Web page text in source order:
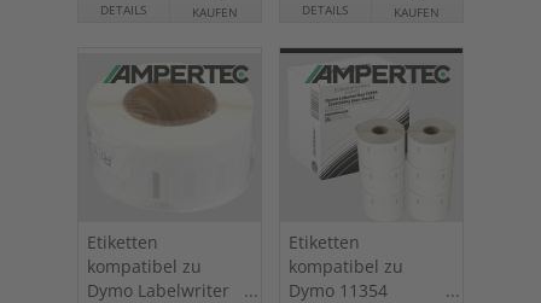
DETAILS KAUFEN DETAILS KAUFEN
Etiketten
kompatibel zu
Dymo Labelwriter
Etiketten
kompatibel zu
Dymo 11354